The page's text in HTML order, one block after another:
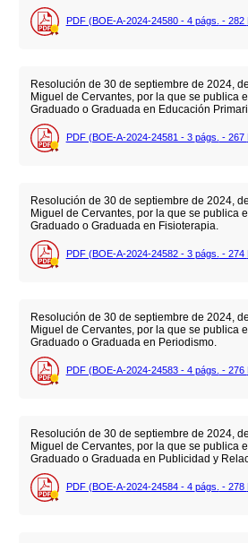
PDF (BOE-A-2024-24580 - 4 págs. - 282
Resolución de 30 de septiembre de 2024,
Miguel de Cervantes, por la que se publica
Graduado o Graduada en Educación
PDF (BOE-A-2024-24581 - 3 págs. - 267
Resolución de 30 de septiembre de 2024,
Miguel de Cervantes, por la que se publica
Graduado o Graduada en Fisioterapia.
PDF (BOE-A-2024-24582 - 3 págs. - 274
Resolución de 30 de septiembre de 2024,
Miguel de Cervantes, por la que se publica
Graduado o Graduada en Periodismo.
PDF (BOE-A-2024-24583 - 4 págs. - 276
Resolución de 30 de septiembre de 2024,
Miguel de Cervantes, por la que se publica
Graduado o Graduada en Publicidad y
PDF (BOE-A-2024-24584 - 4 págs. - 278